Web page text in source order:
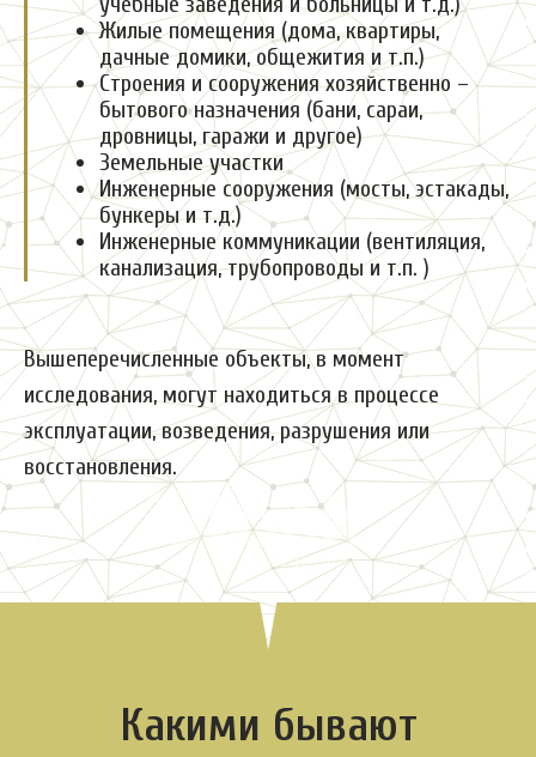
Жилые помещения (дома, квартиры,
дачные домики, общежития и т.п.)
Строения и сооружения хозяйственно –
бытового назначения (бани, сараи,
дровницы, гаражи и другое)
Земельные участки
Инженерные сооружения (мосты, эстакады,
бункеры и т.д.)
Инженерные коммуникации (вентиляция,
канализация, трубопроводы и т.п. )
Вышеперечисленные объекты, в момент
исследования, могут находиться в процессе
эксплуатации, возведения, разрушения или
восстановления.
Какими бывают